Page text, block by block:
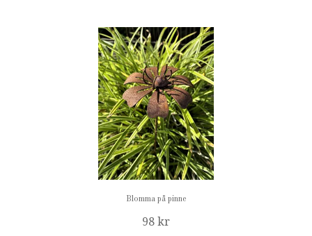
Blomma på pinne
98 kr